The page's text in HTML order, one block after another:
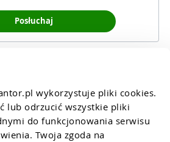
wykorzystuje pliki cookies.
lub odrzucić wszystkie pliki
do funkcjonowania serwisu
Twoja zgoda na
Posłuchaj